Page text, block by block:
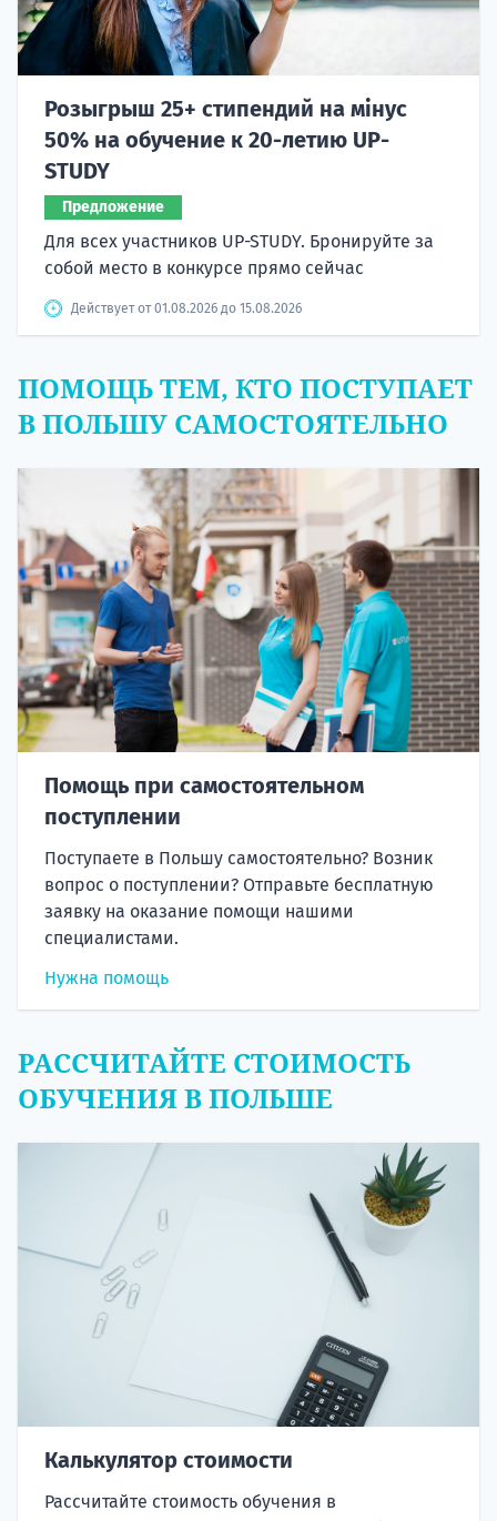
Розыгрыш 25+ стипендий на мінус
50% на обучение к 20-летию UP-
STUDY
Предложение
Для всех участников UP-STUDY. Бронируйте за
собой место в конкурсе прямо сейчас
Действует от 01.08.2026 до 15.08.2026
ПОМОЩЬ ТЕМ, КТО ПОСТУПАЕТ
В ПОЛЬШУ САМОСТОЯТЕЛЬНО
Помощь при самостоятельном
поступлении
Поступаете в Польшу самостоятельно? Возник
вопрос о поступлении? Отправьте бесплатную
заявку на оказание помощи нашими
специалистами.
Нужна помощь
РАССЧИТАЙТЕ СТОИМОСТЬ
ОБУЧЕНИЯ В ПОЛЬШЕ
Калькулятор стоимости
Рассчитайте стоимость обучения в